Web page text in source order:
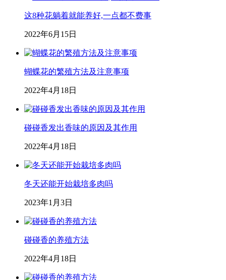
这8种花躺着就能养好,一点都不费事
2022年6月15日
蝴蝶花的繁殖方法及注意事项
2022年4月18日
碰碰香发出香味的原因及其作用
2022年4月18日
冬天还能开始栽培多肉吗
2023年1月3日
碰碰香的养殖方法
2022年4月18日